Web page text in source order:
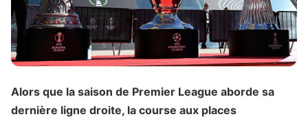
Alors que la saison de Premier League aborde sa
dernière ligne droite, la course aux places